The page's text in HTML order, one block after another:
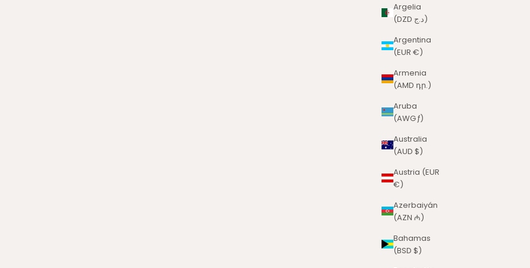
Argelia
(DZD د.ج)
Argentina
(EUR €)
Armenia
(AMD դր.)
Aruba
(AWG ƒ)
Australia
(AUD $)
Austria (EUR
€)
Azerbaiyán
(AZN ₼)
Bahamas
(BSD $)